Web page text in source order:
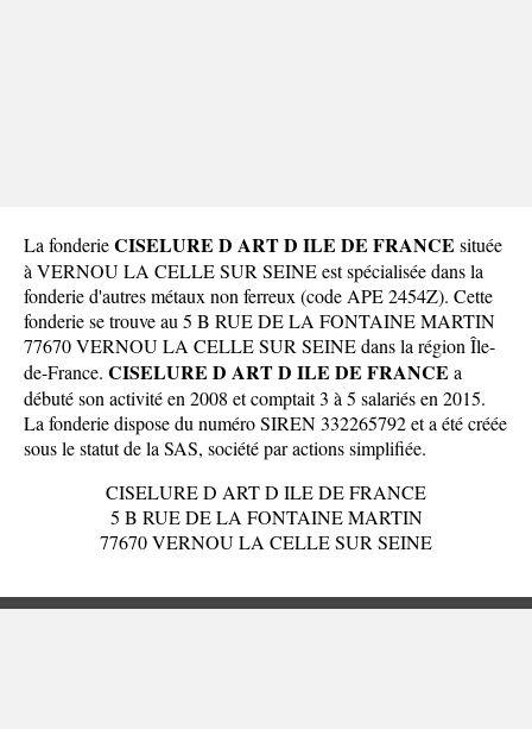
La fonderieCISELURE D ART D ILE DE FRANCE située
à VERNOU LA CELLE SUR SEINE est spécialisée dans la
fonderie d'autres métaux non ferreux (code APE 2454Z). Cette
fonderie se trouve au 5 B RUE DE LA FONTAINE MARTIN
77670 VERNOU LA CELLE SUR SEINE dans la région Île-
de-France. CISELURE D ART D ILE DE FRANCE a
débuté son activité en 2008 et comptait 3 à 5 salariés en 2015.
La fonderie dispose du numéro SIREN 332265792 et a été créée
sous le statut de la SAS, société par actions simplifiée.
CISELURE D ART D ILE DE FRANCE
5 B RUE DE LA FONTAINE MARTIN
77670 VERNOU LA CELLE SUR SEINE